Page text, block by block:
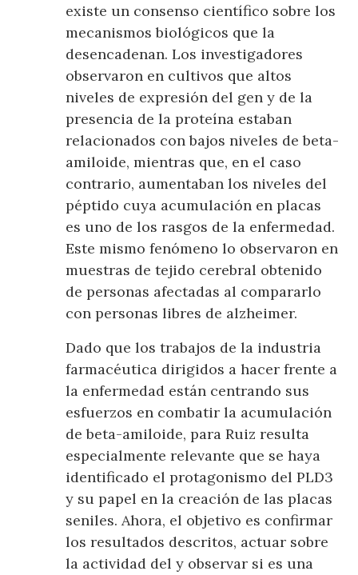
existe un consenso científico sobre los
mecanismos biológicos que la
desencadenan. Los investigadores
observaron en cultivos que altos
niveles de expresión del gen y de la
presencia de la proteína estaban
relacionados con bajos niveles de beta-
amiloide, mientras que, en el caso
contrario, aumentaban los niveles del
péptido cuya acumulación en placas
es uno de los rasgos de la enfermedad.
Este mismo fenómeno lo observaron en
muestras de tejido cerebral obtenido
de personas afectadas al compararlo
con personas libres de alzheimer.
Dado que los trabajos de la industria
farmacéutica dirigidos a hacer frente a
la enfermedad están centrando sus
esfuerzos en combatir la acumulación
de beta-amiloide, para Ruiz resulta
especialmente relevante que se haya
identificado el protagonismo del PLD3
y su papel en la creación de las placas
seniles. Ahora, el objetivo es confirmar
los resultados descritos, actuar sobre
la actividad del y observar si es una